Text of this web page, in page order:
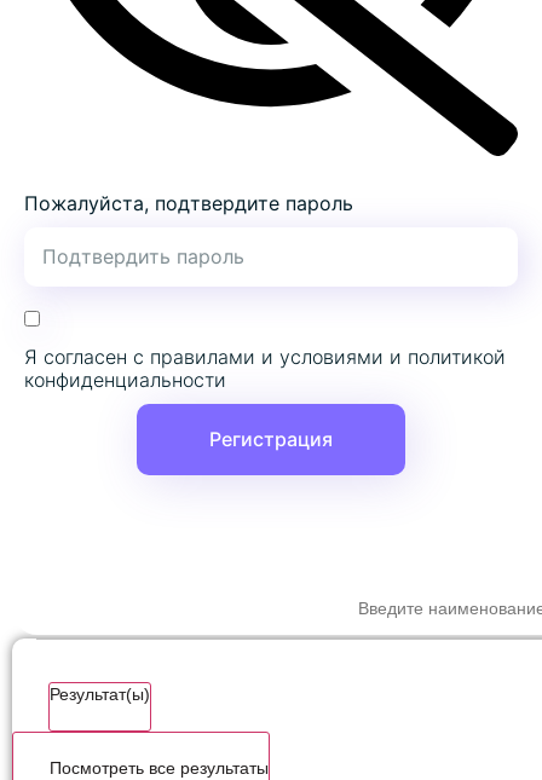
Пожалуйста, подтвердите пароль
Я согласен с правилами и условиями и политикой
конфиденциальности
Регистрация
Результат(ы)
Посмотреть все результаты